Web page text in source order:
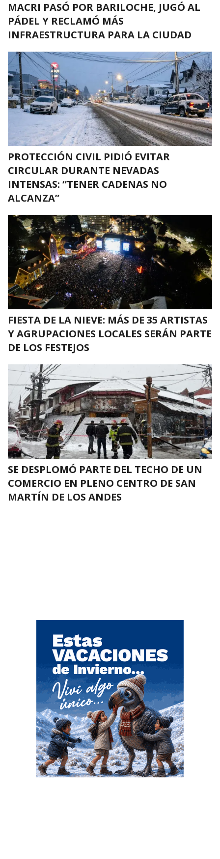
MACRI PASÓ POR BARILOCHE, JUGÓ AL
PÁDEL Y RECLAMÓ MÁS
INFRAESTRUCTURA PARA LA CIUDAD
PROTECCIÓN CIVIL PIDIÓ EVITAR
CIRCULAR DURANTE NEVADAS
INTENSAS: “TENER CADENAS NO
ALCANZA”
FIESTA DE LA NIEVE: MÁS DE 35 ARTISTAS
Y AGRUPACIONES LOCALES SERÁN PARTE
DE LOS FESTEJOS
SE DESPLOMÓ PARTE DEL TECHO DE UN
COMERCIO EN PLENO CENTRO DE SAN
MARTÍN DE LOS ANDES